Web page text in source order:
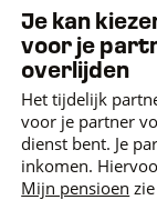
Je kan
voor je
overlijden
Het tijdelijk
voor je partner
dienst bent. Je
inkomen.
Mijn pensioen